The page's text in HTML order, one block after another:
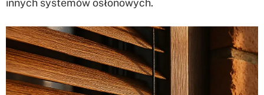
innych systemów osłonowych.